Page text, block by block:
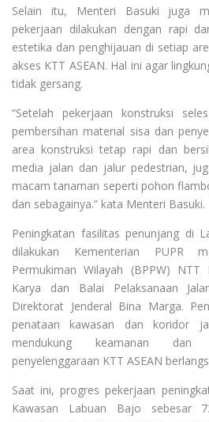
Selain itu, Menteri Basuki juga
pekerjaan dilakukan dengan rapi
estetika dan penghijauan di setiap
akses KTT ASEAN. Hal ini agar
tidak gersang.
“Setelah pekerjaan konstruksi
pembersihan material sisa dan
area konstruksi tetap rapi dan
media jalan dan jalur pedestrian,
macam tanaman seperti pohon
dan sebagainya.” kata Menteri Basuki.
Peningkatan fasilitas penunjang di
dilakukan Kementerian PUPR
Permukiman Wilayah (BPPW) NTT
Karya dan Balai Pelaksanaan
Direktorat Jenderal Bina Marga.
penataan kawasan dan koridor
mendukung keamanan dan
penyelenggaraan KTT ASEAN
Saat ini, progres pekerjaan
Kawasan Labuan Bajo sebesar